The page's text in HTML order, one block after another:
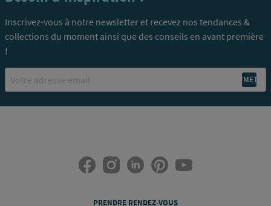
Inscrivez-vous à notre newsletter et recevez nos tendances &
collections du moment ainsi que des conseils en avant première
!
PRENDRE RENDEZ-VOUS